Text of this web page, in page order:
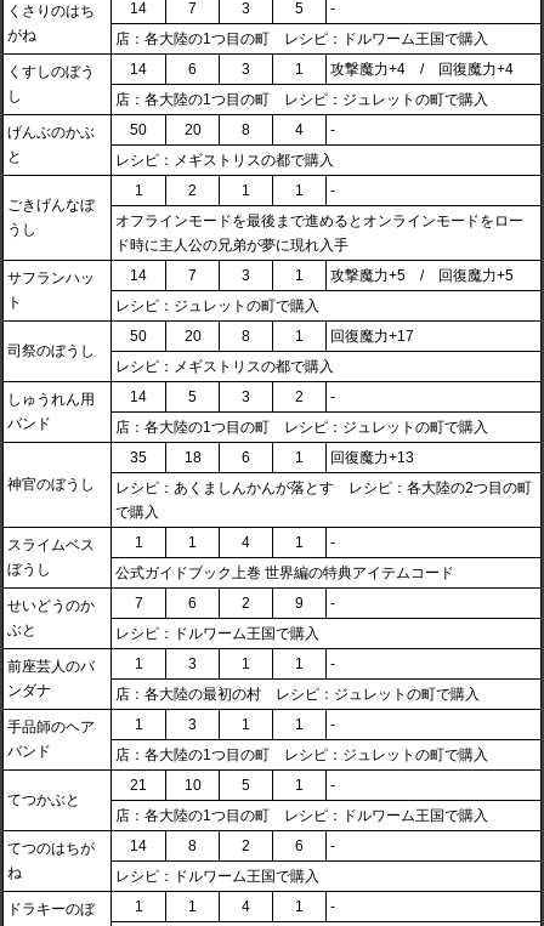
くさりのはち
がね
14 7 3 5
-
店：各大陸の1つ目の町 レシピ：ドルワーム王国で購入
くすしのぼう
し
14 6 3 1
攻撃魔力+4 / 回復魔力+4
店：各大陸の1つ目の町 レシピ：ジュレットの町で購入
げんぶのかぶ
と
50 20 8 4
-
レシピ：メギストリスの都で購入
ごきげんなぼ
うし
1 2 1 1
-
オフラインモードを最後まで進めるとオンラインモードをロー
ド時に主人公の兄弟が夢に現れ入手
サフランハッ
ト
14 7 3 1
攻撃魔力+5 / 回復魔力+5
レシピ：ジュレットの町で購入
司祭のぼうし
50 20 8 1
回復魔力+17
レシピ：メギストリスの都で購入
しゅうれん用
バンド
14 5 3 2
-
店：各大陸の1つ目の町 レシピ：ジュレットの町で購入
神官のぼうし
35 18 6 1
回復魔力+13
レシピ：あくましんかんが落とす レシピ：各大陸の2つ目の町
で購入
スライムベス
ぼうし
1 1 4 1
-
公式ガイドブック上巻 世界編の特典アイテムコード
せいどうのか
ぶと
7 6 2 9
-
レシピ：ドルワーム王国で購入
前座芸人のバ
ンダナ
1 3 1 1
-
店：各大陸の最初の村 レシピ：ジュレットの町で購入
手品師のヘア
バンド
1 3 1 1
-
店：各大陸の1つ目の町 レシピ：ジュレットの町で購入
てつかぶと
21 10 5 1
-
店：各大陸の1つ目の町 レシピ：ドルワーム王国で購入
てつのはちが
ね
14 8 2 6
-
レシピ：ドルワーム王国で購入
ドラキーのぼ
1 1 4 1 -